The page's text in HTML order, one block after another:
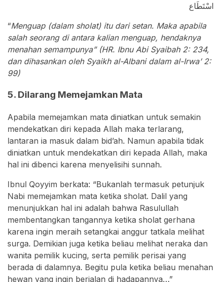
اسْتَطَاع
“Menguap (dalam sholat) itu dari setan. Maka apabila
salah seorang di antara kalian menguap, hendaknya
menahan semampunya” (HR. Ibnu Abi Syaibah 2: 234,
dan dihasankan oleh Syaikh al-Albani dalam al-Irwa’ 2:
99)
5. Dilarang Memejamkan Mata
Apabila memejamkan mata diniatkan untuk semakin
mendekatkan diri kepada Allah maka terlarang,
lantaran ia masuk dalam bid’ah. Namun apabila tidak
diniatkan untuk mendekatkan diri kepada Allah, maka
hal ini dibenci karena menyelisihi sunnah.
Ibnul Qoyyim berkata: “Bukanlah termasuk petunjuk
Nabi memejamkan mata ketika sholat. Dalil yang
menunjukkan hal ini adalah bahwa Rasulullah
membentangkan tangannya ketika sholat gerhana
karena ingin meraih setangkai anggur tatkala melihat
surga. Demikian juga ketika beliau melihat neraka dan
wanita pemilik kucing, serta pemilik perisai yang
berada di dalamnya. Begitu pula ketika beliau menahan
hewan yang ingin berjalan di hadapannya…”